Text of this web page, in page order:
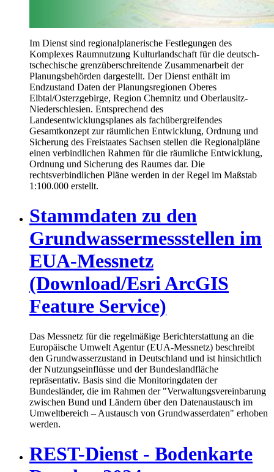
Im Dienst sind regionalplanerische Festlegungen des
Komplexes Raumnutzung Kulturlandschaft für die deutsch-
tschechische grenzüberschreitende Zusammenarbeit der
Planungsbehörden dargestellt. Der Dienst enthält im
Endzustand Daten der Planungsregionen Oberes
Elbtal/Osterzgebirge, Region Chemnitz und Oberlausitz-
Niederschlesien. Entsprechend des
Landesentwicklungsplanes als fachübergreifendes
Gesamtkonzept zur räumlichen Entwicklung, Ordnung und
Sicherung des Freistaates Sachsen stellen die Regionalpläne
einen verbindlichen Rahmen für die räumliche Entwicklung,
Ordnung und Sicherung des Raumes dar. Die
rechtsverbindlichen Pläne werden in der Regel im Maßstab
1:100.000 erstellt.
Stammdaten zu den
Grundwassermessstellen im
EUA-Messnetz
(Download/Esri ArcGIS
Feature Service)
Das Messnetz für die regelmäßige Berichterstattung an die
Europäische Umwelt Agentur (EUA-Messnetz) beschreibt
den Grundwasserzustand in Deutschland und ist hinsichtlich
der Nutzungseinflüsse und der Bundeslandfläche
repräsentativ. Basis sind die Monitoringdaten der
Bundesländer, die im Rahmen der "Verwaltungsvereinbarung
zwischen Bund und Ländern über den Datenaustausch im
Umweltbereich – Austausch von Grundwasserdaten" erhoben
werden.
REST-Dienst - Bodenkarte